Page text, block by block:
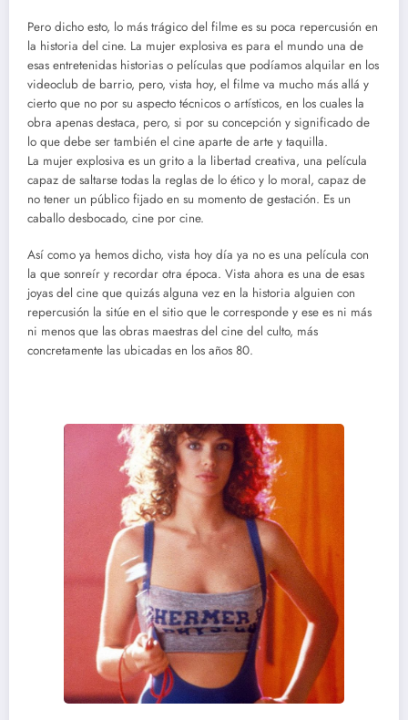
Pero dicho esto, lo más trágico del filme es su poca repercusión en
la historia del cine. La mujer explosiva es para el mundo una de
esas entretenidas historias o películas que podíamos alquilar en los
videoclub de barrio, pero, vista hoy, el filme va mucho más allá y
cierto que no por su aspecto técnicos o artísticos, en los cuales la
obra apenas destaca, pero, si por su concepción y significado de
lo que debe ser también el cine aparte de arte y taquilla.
La mujer explosiva es un grito a la libertad creativa, una película
capaz de saltarse todas la reglas de lo ético y lo moral, capaz de
no tener un público fijado en su momento de gestación. Es un
caballo desbocado, cine por cine.
Así como ya hemos dicho, vista hoy día ya no es una película con
la que sonreír y recordar otra época. Vista ahora es una de esas
joyas del cine que quizás alguna vez en la historia alguien con
repercusión la sitúe en el sitio que le corresponde y ese es ni más
ni menos que las obras maestras del cine del culto, más
concretamente las ubicadas en los años 80.